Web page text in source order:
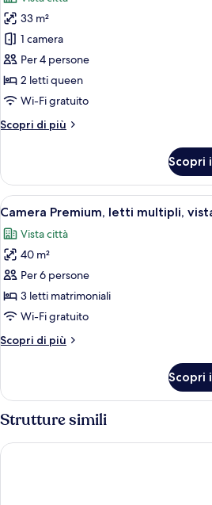
vista
città
foto
per
Camera,
2
letti
vista
33 m²
1 camera
Per 4 persone
2 letti queen
Wi-Fi gratuito
Scopri di più
Altri
2
letti
queen,
città
Scopri
Apri
tutte
le
foto
per
Camera
Premium,
multipli,
Una
8
Camera Premium, letti multipli,
Vista città
40 m²
Per 6 persone
3 letti matrimoniali
Wi-Fi gratuito
Scopri di più
Altri
Premium,
multipli,
città
Scopri
Strutture simili
Hotel Estelar Miraflores